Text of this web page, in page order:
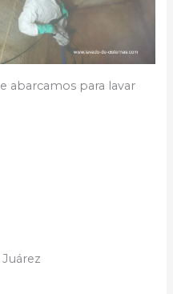
abarcamos para lavar